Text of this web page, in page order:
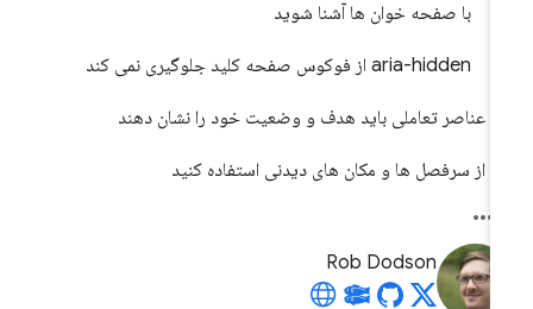
با صفحه خوان ها آشنا شوید
aria-hidden از فوکوس صفحه کلید جلوگیری نمی کند
عناصر تعاملی باید هدف و وضعیت خود را نشان دهند
از سرفصل ها و مکان های دیدنی استفاده کنید
Rob Dodson